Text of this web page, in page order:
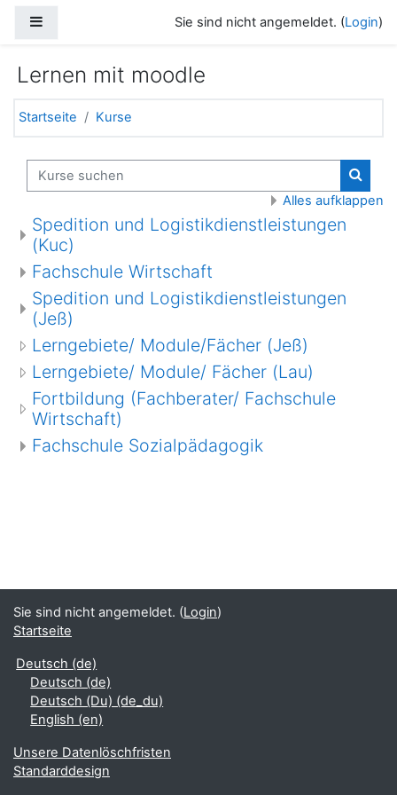
Sie sind nicht angemeldet. (Login)
Lernen mit moodle
Startseite Kurse
Kurse suchen
Kurse
Alles aufklappen
Spedition und Logistikdienstleistungen
(Kuc)
Fachschule Wirtschaft
Spedition und Logistikdienstleistungen
(Jeß)
Lerngebiete/ Module/Fächer (Jeß)
Lerngebiete/ Module/ Fächer (Lau)
Fortbildung (Fachberater/ Fachschule
Wirtschaft)
Fachschule Sozialpädagogik
Sie sind nicht angemeldet. (Login)
Startseite
Deutsch ‎(de)‎
Deutsch ‎(de)‎
Deutsch (Du) ‎(de_du)‎
English ‎(en)‎
Unsere Datenlöschfristen
Standarddesign